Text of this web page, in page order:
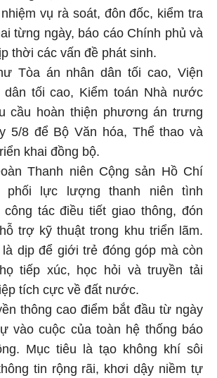
vụ rà soát, đôn đốc, kiểm tra
từng ngày, báo cáo Chính phủ và
thời các vấn đề phát sinh.
Tòa án nhân dân tối cao, Viện
dân tối cao, Kiểm toán Nhà nước
cầu hoàn thiện phương án trưng
5/8 để Bộ Văn hóa, Thể thao và
khai đồng bộ.
Thanh niên Cộng sản Hồ Chí
phối lực lượng thanh niên tình
tác điều tiết giao thông, đón
trợ kỹ thuật trong khu triển lãm.
dịp để giới trẻ đóng góp mà còn
tiếp xúc, học hỏi và truyền tải
tích cực về đất nước.
thông cao điểm bắt đầu từ ngày
vào cuộc của toàn hệ thống báo
Mục tiêu là tạo không khí sôi
tin rộng rãi, khơi dậy niềm tự